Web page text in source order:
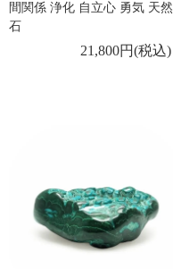
間関係 浄化 自立心 勇気 天然
石
21,800円(税込)